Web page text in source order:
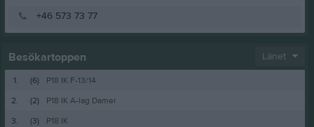
+46 573 73 77
Besökartoppen Länet
1. (6)
P18 IK F-13/14
2.
(2)
P18 IK A-lag Damer
3.
(3)
P18 IK